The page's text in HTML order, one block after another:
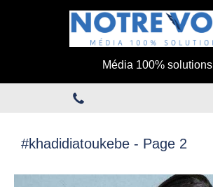
Média 100% solutions
#khadidiatoukebe - Page 2